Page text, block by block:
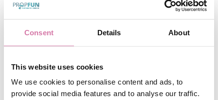
Consent Details About
This website uses cookies
We use cookies to personalise content and ads, to
provide social media features and to analyse our traffic.
Versier de tafel met zwarte lakens en werk met
voor props. Er zijn vast collega’s die hun masker
met kanten stofjes op de tafels, waaiers en heel
veel veren. Ook rode bloemen, ballonnen en
stola’s mogen niet ontbreken aan dit